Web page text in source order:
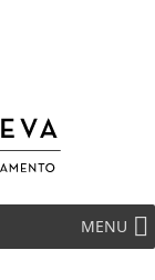
MENU